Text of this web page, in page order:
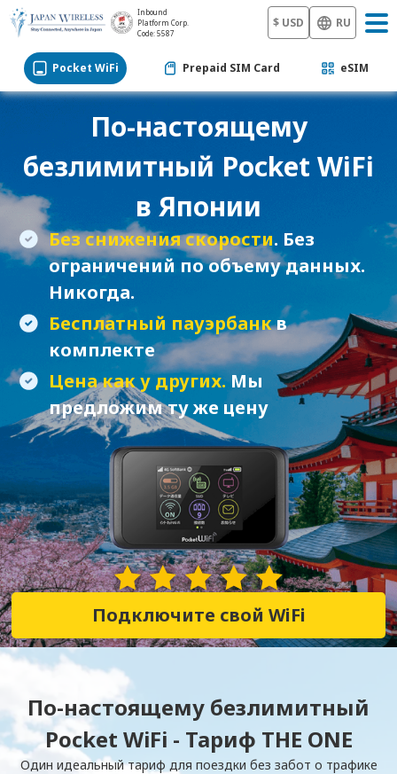
Inbound
Platform Corp.
Code: 5587
$ USD RU
Pocket WiFi Prepaid SIM Card eSIM
По-настоящему
безлимитный Pocket WiFi
в Японии
Без снижения скорости. Без
ограничений по объему данных.
Никогда.
Бесплатный пауэрбанкв
комплекте
Цена как у других.Мы
предложим ту же цену
28,382 Отзывы
Подключите свой WiFi
По-настоящему безлимитный
Pocket WiFi - Тариф THE ONE
Один идеальный тариф для поездки без забот о трафике